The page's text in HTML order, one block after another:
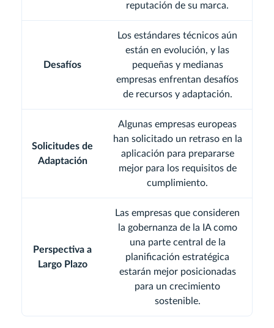
reputación de su marca.
Desafíos
Los estándares técnicos aún
están en evolución, y las
pequeñas y medianas
empresas enfrentan desafíos
de recursos y adaptación.
Solicitudes de
Adaptación
Algunas empresas europeas
han solicitado un retraso en la
aplicación para prepararse
mejor para los requisitos de
cumplimiento.
Perspectiva a
Largo Plazo
Las empresas que consideren
la gobernanza de la IA como
una parte central de la
planificación estratégica
estarán mejor posicionadas
para un crecimiento
sostenible.